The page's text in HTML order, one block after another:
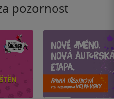
pozornost